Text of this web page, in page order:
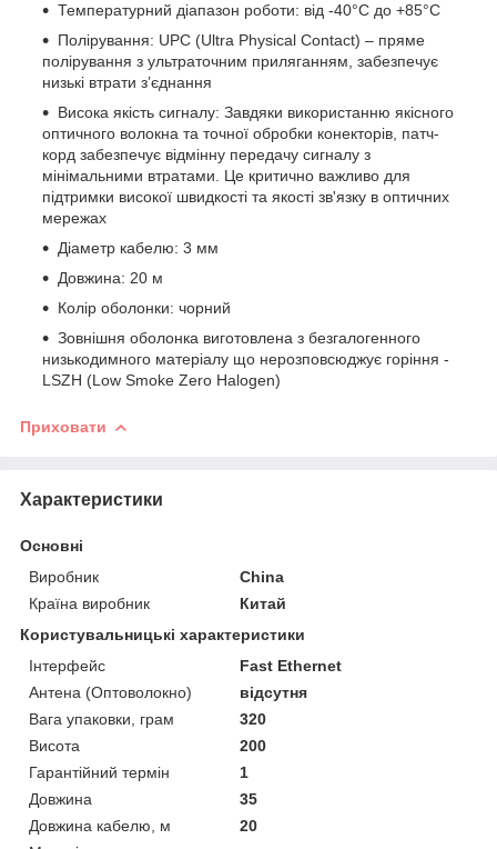
Температурний діапазон роботи: від -40°C до +85°C
Полірування: UPC (Ultra Physical Contact) – пряме
полірування з ультраточним приляганням, забезпечує
низькі втрати з’єднання
Висока якість сигналу: Завдяки використанню якісного
оптичного волокна та точної обробки конекторів, патч-
корд забезпечує відмінну передачу сигналу з
мінімальними втратами. Це критично важливо для
підтримки високої швидкості та якості зв'язку в оптичних
мережах
Діаметр кабелю: 3 мм
Довжина: 20 м
Колір оболонки: чорний
Зовнішня оболонка виготовлена з безгалогенного
низькодимного матеріалу що нерозповсюджує горіння -
LSZH (Low Smoke Zero Halogen)
Приховати
Характеристики
Основні
Виробник
China
Країна виробник
Китай
Користувальницькі характеристики
Інтерфейс
Fast Ethernet
Антена (Оптоволокно)
відсутня
Вага упаковки, грам
320
Висота
200
Гарантійний термін
1
Довжина
35
Довжина кабелю, м
20